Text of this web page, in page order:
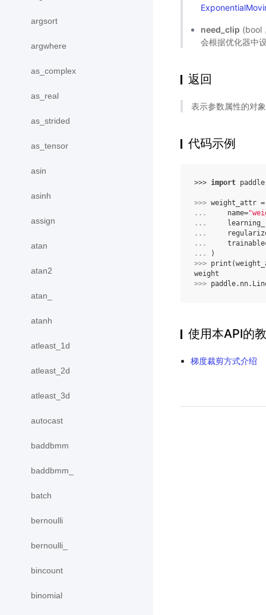
argsort
argwhere
as_complex
as_real
as_strided
as_tensor
asin
asinh
assign
atan
atan2
atan_
atanh
atleast_1d
atleast_2d
atleast_3d
autocast
baddbmm
baddbmm_
batch
bernoulli
bernoulli_
bincount
binomial
need_clip (bool
会根据优化器中
返回
表示参数属性的对
代码示例
>>> import paddle
>>> weight_attr =
...
name=
...
...
...
trainable
...
)
>>> print (
weight
>>> paddle. nn.
使用本API的
梯度裁剪方式介绍